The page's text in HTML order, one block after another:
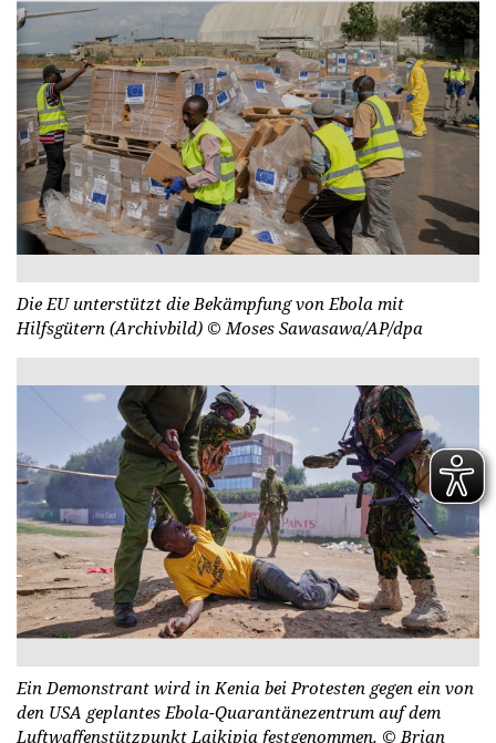
Die EU unterstützt die Bekämpfung von Ebola mit
Hilfsgütern (Archivbild) © Moses Sawasawa/AP/dpa
Ein Demonstrant wird in Kenia bei Protesten gegen ein von
den USA geplantes Ebola-Quarantänezentrum auf dem
Luftwaffenstützpunkt Laikipia festgenommen. © Brian